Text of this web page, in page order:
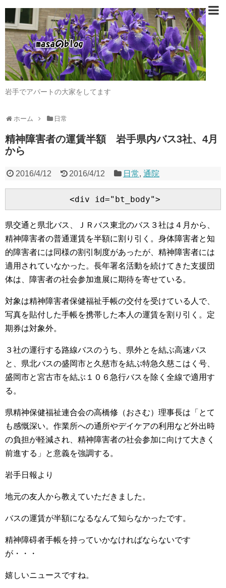
岩手でアパートの大家をしてます
ホーム 日常
精神障害者の運賃半額 岩手県内バス3社、4月
から
2016/4/12 2016/4/12 日常,通院
県交通と県北バス、ＪＲバス東北のバス３社は４月から、
精神障害者の普通運賃を半額に割り引く。身体障害者と知
的障害者には同様の割引制度があったが、精神障害者には
適用されていなかった。長年署名活動を続けてきた支援団
体は、障害者の社会参加進展に期待を寄せている。
対象は精神障害者保健福祉手帳の交付を受けている人で、
写真を貼付した手帳を携帯した本人の運賃を割り引く。定
期券は対象外。
３社の運行する路線バスのうち、県外とを結ぶ高速バス
と、県北バスの盛岡市と久慈市を結ぶ特急久慈こはく号、
盛岡市と宮古市を結ぶ１０６急行バスを除く全線で適用す
る。
県精神保健福祉連合会の高橋修（おさむ）理事長は「とて
も感慨深い。作業所への通所やデイケアの利用など外出時
の負担が軽減され、精神障害者の社会参加に向けて大きく
前進する」と意義を強調する。
岩手日報より
地元の友人から教えていただきました。
バスの運賃が半額になるなんて知らなかったです。
精神障碍者手帳を持っていかなければならないです
が・・・
嬉しいニュースですね。